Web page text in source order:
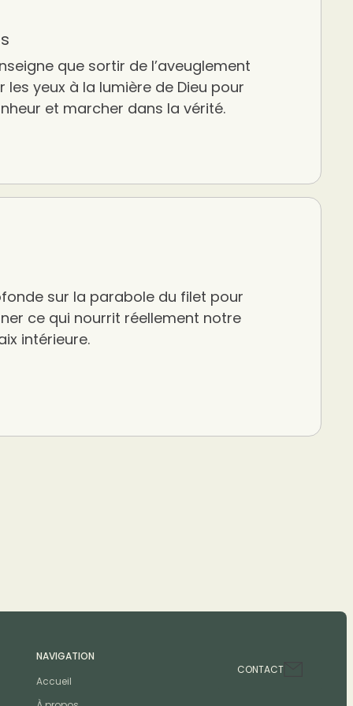
que sortir de l’aveuglement
les yeux à la lumière de Dieu pour
et marcher dans la vérité.
sur la parabole du filet pour
ce qui nourrit réellement notre
intérieure.
NAVIGATION
Accueil
CONTACT